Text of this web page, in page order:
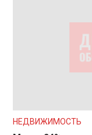
НЕДВИЖИМОСТЬ